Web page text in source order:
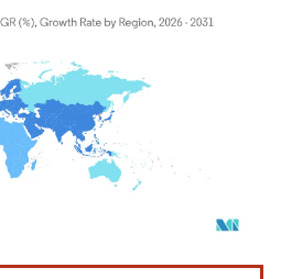
requiere atribución según CC BY 4.0.